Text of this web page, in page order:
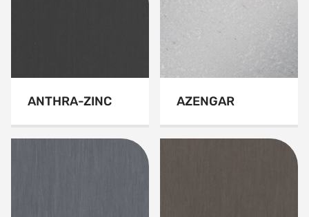
ANTHRA-ZINC AZENGAR